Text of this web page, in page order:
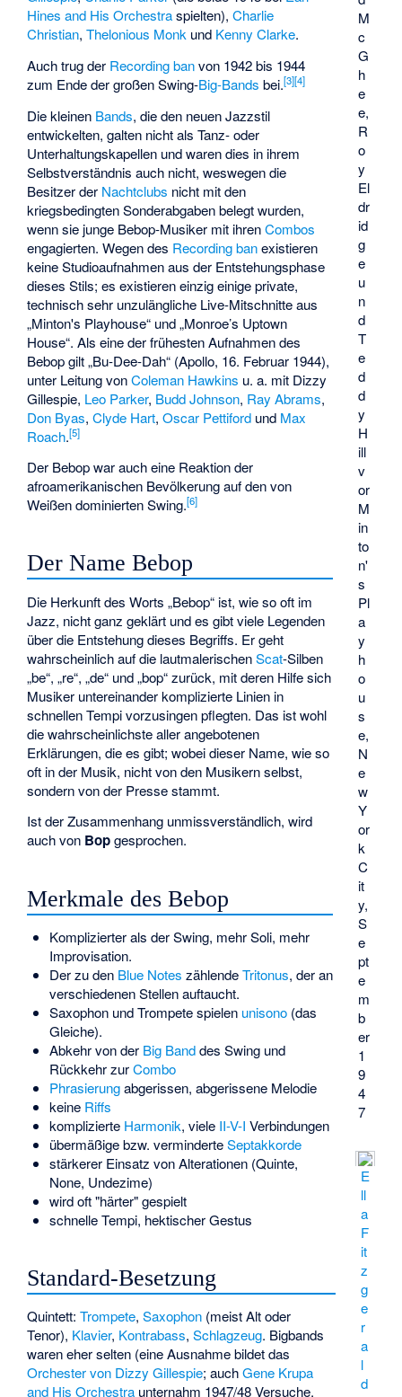
M
c
G
h
e
e,
R
o
y
El
dr
id
g
e
u
n
d
T
e
d
d
y
H
ill
v
or
M
in
to
n'
s
Pl
a
y
h
o
u
s
e,
N
e
w
Y
or
k
C
it
y,
S
e
pt
e
m
b
er
1
9
4
7
Hines and His Orchestraspielten),Charlie
Christian,Thelonious Monk und Kenny Clarke.
Auch trug der Recording banvon 1942 bis 1944
zum Ende der großen Swing-Big-Bands bei.[3][4]
Die kleinen Bands, die den neuen Jazzstil
entwickelten, galten nicht als Tanz- oder
Unterhaltungskapellen und waren dies in ihrem
Selbstverständnis auch nicht, weswegen die
Besitzer der Nachtclubs nicht mit den
kriegsbedingten Sonderabgaben belegt wurden,
wenn sie junge Bebop-Musiker mit ihrenCombos
engagierten. Wegen des Recording banexistieren
keine Studioaufnahmen aus der Entstehungsphase
dieses Stils; es existieren einzig einige private,
technisch sehr unzulängliche Live-Mitschnitte aus
„Minton's Playhouse“ und„Monroe’s Uptown
House“. Als eine der frühesten Aufnahmen des
Bebop gilt „Bu-Dee-Dah“ (Apollo, 16. Februar 1944),
unter Leitung vonColeman Hawkins u. a. mit Dizzy
Gillespie, Leo Parker, Budd Johnson, Ray Abrams,
Don Byas,Clyde Hart,Oscar Pettiford und Max
Roach.[5]
Der Bebop war auch eine Reaktion der
afroamerikanischen Bevölkerung auf den von
Weißen dominierten Swing.[6]
Der Name Bebop
E
ll
a
F
it
z
g
e
r
a
l
d
Die Herkunft des Worts „Bebop“ ist, wie so oft im
Jazz, nicht ganz geklärt und es gibt viele Legenden
über die Entstehung dieses Begriffs. Er geht
wahrscheinlich auf die lautmalerischenScat-Silben
„be“, „re“, „de“ und „bop“ zurück, mit deren Hilfe sich
Musiker untereinander komplizierte Linien in
schnellen Tempi vorzusingen pflegten. Das ist wohl
die wahrscheinlichste aller angebotenen
Erklärungen, die es gibt; wobei dieser Name, wie so
oft in der Musik, nicht von den Musikern selbst,
sondern von der Presse stammt.
Ist der Zusammenhang unmissverständlich, wird
auch von Bopgesprochen.
Merkmale des Bebop
Komplizierter als der Swing, mehr Soli, mehr
Improvisation.
Der zu den Blue Notes zählendeTritonus, der an
verschiedenen Stellen auftaucht.
Saxophon und Trompete spielen unisono(das
Gleiche).
Abkehr von der Big Banddes Swing und
Rückkehr zurCombo
Phrasierungabgerissen, abgerissene Melodie
keine Riffs
komplizierte Harmonik, viele II-V-I Verbindungen
übermäßige bzw. verminderteSeptakkorde
stärkerer Einsatz von Alterationen (Quinte,
None, Undezime)
wird oft "härter" gespielt
schnelle Tempi, hektischer Gestus
Standard-Besetzung
Quintett:Trompete,Saxophon (meist Alt oder
Tenor), Klavier, Kontrabass,Schlagzeug. Bigbands
waren eher selten (eine Ausnahme bildet das
Orchester von Dizzy Gillespie; auchGene Krupa
and His Orchestra unternahm 1947/48 Versuche,